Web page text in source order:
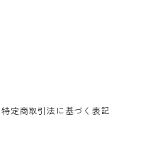
特定商取引法に基づく表記